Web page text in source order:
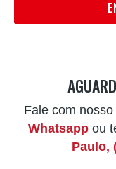
Fale com
Whatsappou
Paulo,